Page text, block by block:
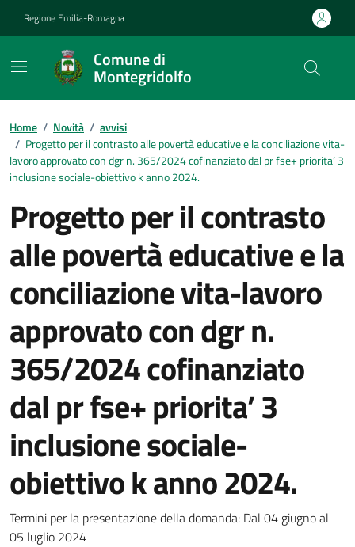
Regione Emilia-Romagna
Comune di
Montegridolfo
Contenuti in evidenza
Home / Novità / avvisi
/ Progetto per il contrasto alle povertà educative e la conciliazione vita-
lavoro approvato con dgr n. 365/2024 cofinanziato dal pr fse+ priorita’ 3
inclusione sociale-obiettivo k anno 2024.
Progetto per il contrasto
alle povertà educative e la
conciliazione vita-lavoro
approvato con dgr n.
365/2024 cofinanziato
dal pr fse+ priorita’ 3
inclusione sociale-
obiettivo k anno 2024.
Dettagli della notizia
Termini per la presentazione della domanda: Dal 04 giugno al
05 luglio 2024